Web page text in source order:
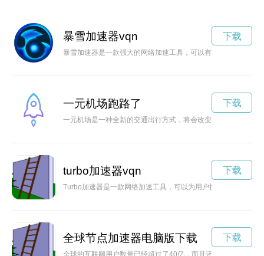
暴雪加速器vqn
暴雪加速器是一款强大的网络加速工具，可以有效提升用户在
下载
一元机场跑路了
一元机场是一种全新的交通出行方式，将会改变人们的出行习
下载
turbo加速器vqn
Turbo加速器是一款网络加速工具，可以为用户提供更快的上网
下载
全球节点加速器电脑版下载 下载